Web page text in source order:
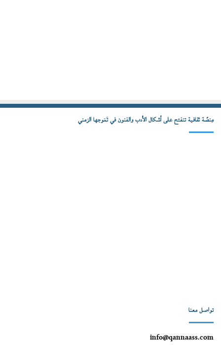
مِنصّة ثقافية تنفتح على أشكال الأدب والفنون في تَمَوجها الزمني
تواصل معنا
info@qannaass.com